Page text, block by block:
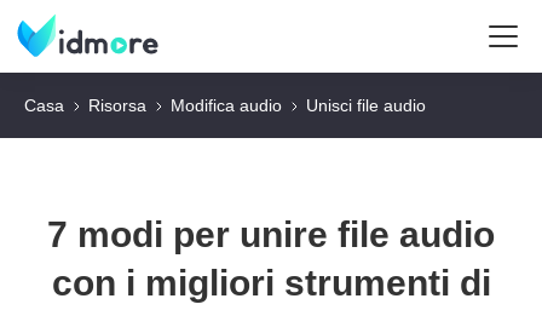
Casa Risorsa Modifica audio Unisci file audio
7 modi per unire file audio
con i migliori strumenti di